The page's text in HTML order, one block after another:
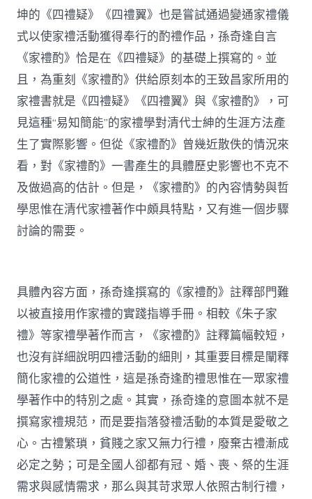
坤的《四禮疑》《四禮翼》也是嘗試通過變通家禮儀
式以使家禮活動獲得奉行的酌禮作品，孫奇逢自言
《家禮酌》恰是在《四禮疑》的基礎上撰寫的。並
且，為重刻《家禮酌》供給原刻本的王致昌家所用的
家禮書就是《四禮疑》《四禮翼》與《家禮酌》，可
見這種“易知簡能”的家禮學對清代士紳的生涯方法產
生了實際影響。但從《家禮酌》曾幾近散佚的情況來
看，對《家禮酌》一書產生的具體歷史影響也不克不
及做過高的估計。但是，《家禮酌》的內容情勢與哲
學思惟在清代家禮著作中頗具特點，又有進一個步驟
討論的需要。
具體內容方面，孫奇逢撰寫的《家禮酌》註釋部門難
以被直接用作家禮的實踐指導手冊。相較《朱子家
禮》等家禮學著作而言，《家禮酌》註釋篇幅較短，
也沒有詳細說明四禮活動的細則，其重要目標是闡釋
簡化家禮的公道性，這是孫奇逢酌禮思惟在一眾家禮
學著作中的特別之處。其實，孫奇逢的意圖本就不是
撰寫家禮規范，而是要指落發禮活動的本質是愛敬之
心。古禮繁瑣，貧賤之家又無力行禮，廢棄古禮漸成
必定之勢；可是全國人卻都有冠、婚、喪、祭的生涯
需求與感情需求，那么與其苛求眾人依照古制行禮，